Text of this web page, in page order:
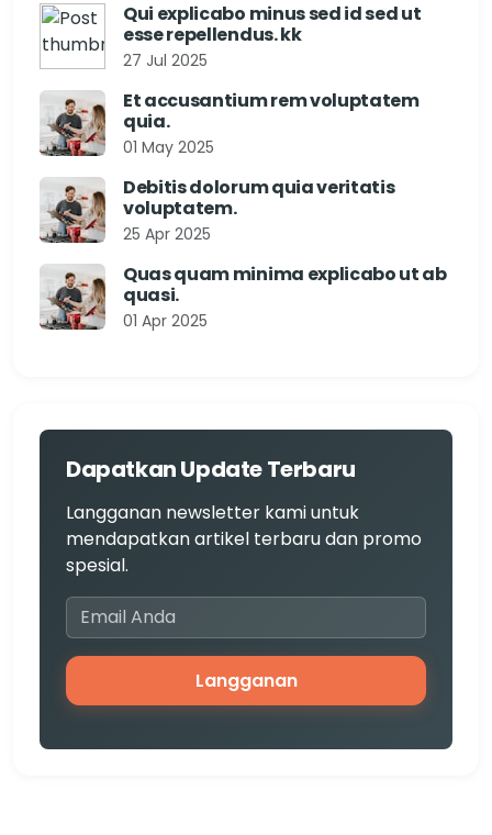
Qui explicabo minus sed id sed ut
esse repellendus. kk
27 Jul 2025
Et accusantium rem voluptatem
quia.
01 May 2025
Debitis dolorum quia veritatis
voluptatem.
25 Apr 2025
Quas quam minima explicabo ut ab
quasi.
01 Apr 2025
Dapatkan Update Terbaru
Langganan newsletter kami untuk
mendapatkan artikel terbaru dan promo
spesial.
Langganan